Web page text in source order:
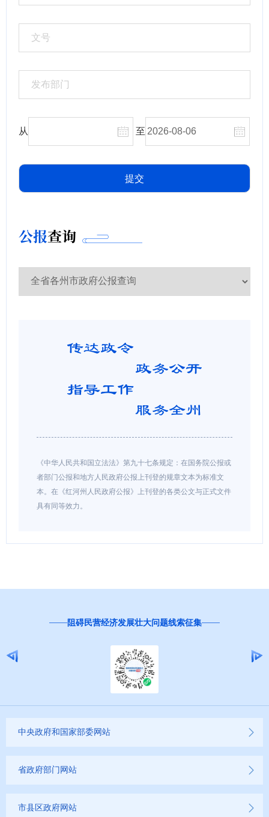
从 至
公报查询
《中华人民共和国立法法》第九十七条规定：在国务院公报或
者部门公报和地方人民政府公报上刊登的规章文本为标准文
本。在《红河州人民政府公报》上刊登的各类公文与正式文件
具有同等效力。
阻碍民营经济发展壮大问题线索征集
中央政府和国家部委网站
省政府部门网站
市县区政府网站